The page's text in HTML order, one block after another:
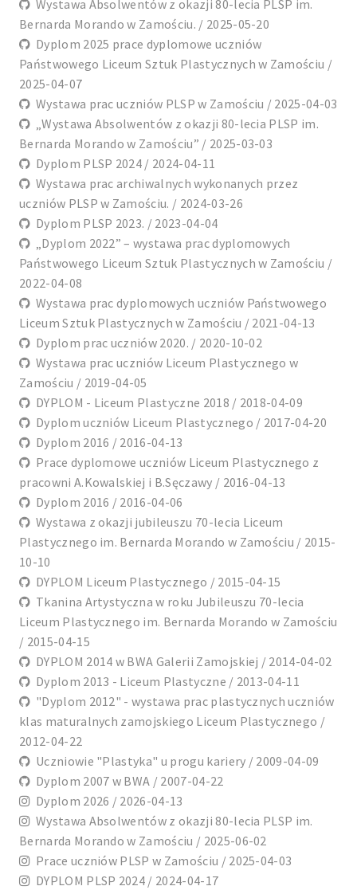
Wystawa Absolwentów z okazji 80-lecia PLSP im.
Bernarda Morando w Zamościu. / 2025-05-20
Dyplom 2025 prace dyplomowe uczniów
Państwowego Liceum Sztuk Plastycznych w Zamościu /
2025-04-07
Wystawa prac uczniów PLSP w Zamościu / 2025-04-03
„Wystawa Absolwentów z okazji 80-lecia PLSP im.
Bernarda Morando w Zamościu” / 2025-03-03
Dyplom PLSP 2024 / 2024-04-11
Wystawa prac archiwalnych wykonanych przez
uczniów PLSP w Zamościu. / 2024-03-26
Dyplom PLSP 2023. / 2023-04-04
„Dyplom 2022” – wystawa prac dyplomowych
Państwowego Liceum Sztuk Plastycznych w Zamościu /
2022-04-08
Wystawa prac dyplomowych uczniów Państwowego
Liceum Sztuk Plastycznych w Zamościu / 2021-04-13
Dyplom prac uczniów 2020. / 2020-10-02
Wystawa prac uczniów Liceum Plastycznego w
Zamościu / 2019-04-05
DYPLOM - Liceum Plastyczne 2018 / 2018-04-09
Dyplom uczniów Liceum Plastycznego / 2017-04-20
Dyplom 2016 / 2016-04-13
Prace dyplomowe uczniów Liceum Plastycznego z
pracowni A.Kowalskiej i B.Sęczawy / 2016-04-13
Dyplom 2016 / 2016-04-06
Wystawa z okazji jubileuszu 70-lecia Liceum
Plastycznego im. Bernarda Morando w Zamościu / 2015-
10-10
DYPLOM Liceum Plastycznego / 2015-04-15
Tkanina Artystyczna w roku Jubileuszu 70-lecia
Liceum Plastycznego im. Bernarda Morando w Zamościu
/ 2015-04-15
DYPLOM 2014 w BWA Galerii Zamojskiej / 2014-04-02
Dyplom 2013 - Liceum Plastyczne / 2013-04-11
"Dyplom 2012" - wystawa prac plastycznych uczniów
klas maturalnych zamojskiego Liceum Plastycznego /
2012-04-22
Uczniowie "Plastyka" u progu kariery / 2009-04-09
Dyplom 2007 w BWA / 2007-04-22
Dyplom 2026 / 2026-04-13
Wystawa Absolwentów z okazji 80-lecia PLSP im.
Bernarda Morando w Zamościu / 2025-06-02
Prace uczniów PLSP w Zamościu / 2025-04-03
DYPLOM PLSP 2024 / 2024-04-17